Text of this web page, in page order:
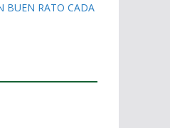
BUEN RATO CADA